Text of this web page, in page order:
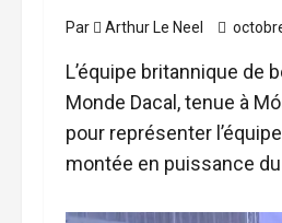
Par Arthur Le Neel
L’équipe britannique de
Monde Dacal, tenue à
pour représenter
montée en puissance